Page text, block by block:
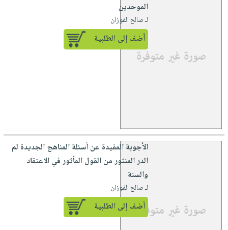
الموحدين
لـ صالح الفوزان
أضف إلى الطلبية
الأجوبة المفيدة عن أسئلة المناهج الجديدة لم
الدر المنثور من القول المأثور في الاعتقاد
والسنة
لـ صالح الفوزان
أضف إلى الطلبية